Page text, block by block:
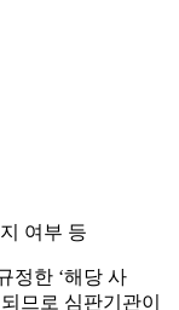
여부 등
정한 ‘해당 사
므로 심판기관이